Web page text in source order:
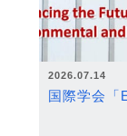
2026.07.14
国際学会「